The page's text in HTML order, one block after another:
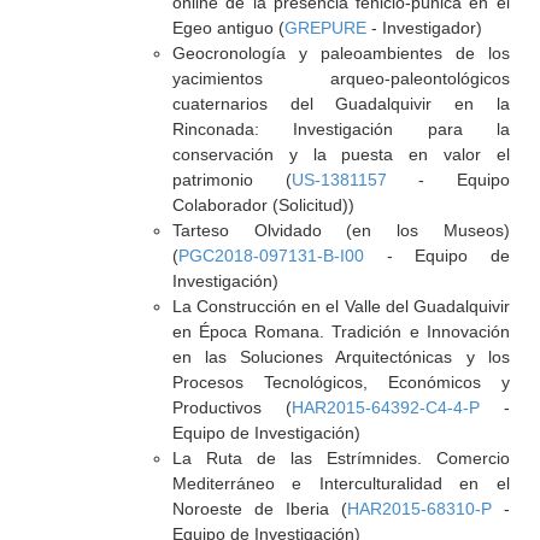
Egeo antiguo (GREPURE- Investigador)
Geocronología y paleoambientes de los
yacimientos arqueo-paleontológicos
cuaternarios del Guadalquivir en la
Rinconada: Investigación para la
conservación y la puesta en valor el
patrimonio (US-1381157 - Equipo
Colaborador (Solicitud))
Tarteso Olvidado (en los Museos)
(PGC2018-097131-B-I00- Equipo de
Investigación)
La Construcción en el Valle del Guadalquivir
en Época Romana. Tradición e Innovación
en las Soluciones Arquitectónicas y los
Procesos Tecnológicos, Económicos y
Productivos (HAR2015-64392-C4-4-P-
Equipo de Investigación)
La Ruta de las Estrímnides. Comercio
Mediterráneo e Interculturalidad en el
Noroeste de Iberia (HAR2015-68310-P-
Equipo de Investigación)